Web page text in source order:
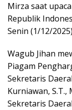
Mirza saat
Republik
Senin (1/12/
Wagub Jihan
Piagam
Sekretaris
Kurniawan, S.T.,
Sekretaris